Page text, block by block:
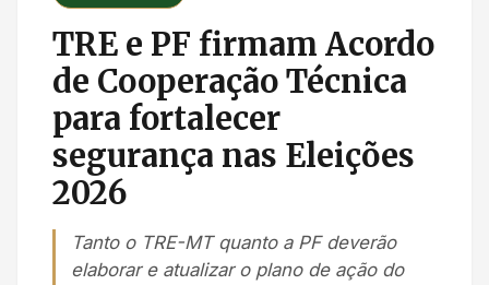
TRE e PF firmam Acordo
de Cooperação Técnica
para fortalecer
segurança nas Eleições
2026
Tanto o TRE-MT quanto a PF deverão
elaborar e atualizar o plano de ação do